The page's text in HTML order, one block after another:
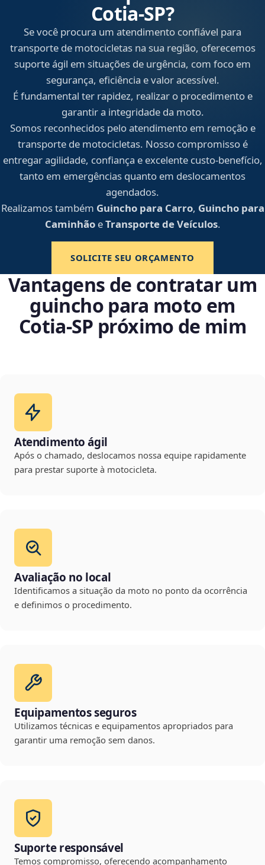
Cotia‑SP?
Se você procura um atendimento confiável para
transporte de motocicletas na sua região, oferecemos
suporte ágil em situações de urgência, com foco em
segurança, eficiência e valor acessível.
É fundamental ter rapidez, realizar o procedimento e
garantir a integridade da moto.
Somos reconhecidos pelo atendimento em remoção e
transporte de motocicletas. Nosso compromisso é
entregar agilidade, confiança e excelente custo-benefício,
tanto em emergências quanto em deslocamentos
agendados.
Realizamos também Guincho para Carro, Guincho para
CaminhãoeTransporte de Veículos.
SOLICITE SEU ORÇAMENTO
Vantagens de contratar um
guincho para moto em
Cotia‑SP próximo de mim
Atendimento ágil
Após o chamado, deslocamos nossa equipe rapidamente
para prestar suporte à motocicleta.
Avaliação no local
Identificamos a situação da moto no ponto da ocorrência
e definimos o procedimento.
Equipamentos seguros
Utilizamos técnicas e equipamentos apropriados para
garantir uma remoção sem danos.
Suporte responsável
Temos compromisso, oferecendo acompanhamento